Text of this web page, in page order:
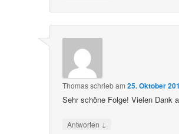
Thomasschriebam25. Oktober
Sehr schöne Folge! Vielen Dank
Antworten ↓